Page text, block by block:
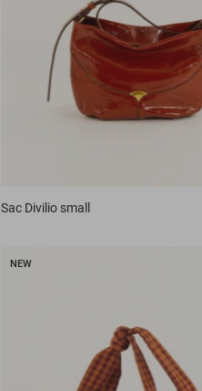
Sac Divilio small
NEW